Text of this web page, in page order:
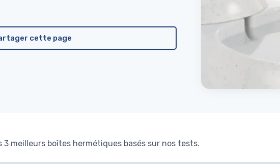
cette page
meilleurs boîtes hermétiques basés sur nos tests.